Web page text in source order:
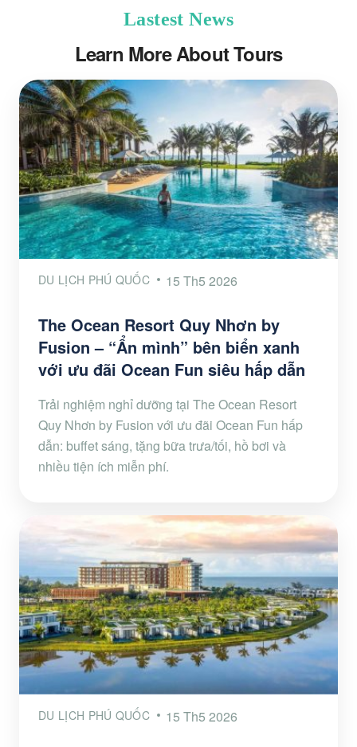
Lastest News
Learn More About Tours
DU LỊCH PHÚ QUỐC 15 Th5 2026
The Ocean Resort Quy Nhơn by
Fusion – “Ẩn mình” bên biển xanh
với ưu đãi Ocean Fun siêu hấp dẫn
Trải nghiệm nghỉ dưỡng tại The Ocean Resort
Quy Nhơn by Fusion với ưu đãi Ocean Fun hấp
dẫn: buffet sáng, tặng bữa trưa/tối, hồ bơi và
nhiều tiện ích miễn phí.
DU LỊCH PHÚ QUỐC 15 Th5 2026